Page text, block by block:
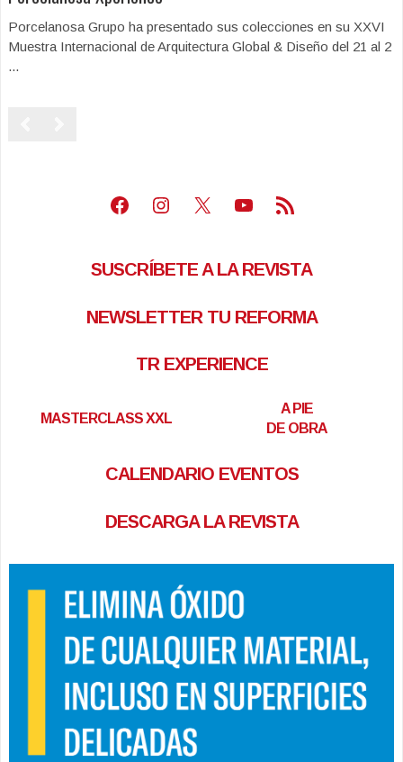
Porcelanosa Grupo ha presentado sus colecciones en su XXVI
Muestra Internacional de Arquitectura Global & Diseño del 21 al 2
...
Facebook
Instagram
X Youtube
Feed RSS
SUSCRÍBETE A LA REVISTA
NEWSLETTER TU REFORMA
TR EXPERIENCE
MASTERCLASS XXL
A PIE
DE OBRA
CALENDARIO EVENTOS
DESCARGA LA REVISTA